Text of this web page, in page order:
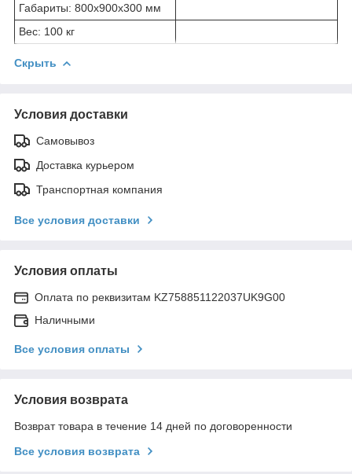
Габариты: 800x900x300 мм
Вес: 100 кг
Скрыть
Условия доставки
Самовывоз
Доставка курьером
Транспортная компания
Все условия доставки
Условия оплаты
Оплата по реквизитам KZ758851122037UK9G00
Наличными
Все условия оплаты
Условия возврата
Возврат товара в течение 14 дней по договоренности
Все условия возврата